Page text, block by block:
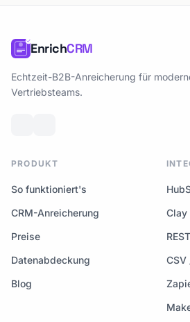
EnrichCRM
Echtzeit-B2B-Anreicherung für
Vertriebsteams.
PRODUKT
So funktioniert's
CRM-Anreicherung
Preise
Datenabdeckung
Blog
Clay
CSV